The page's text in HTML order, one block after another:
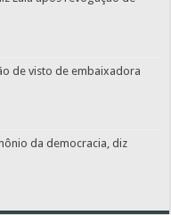
de visto de embaixadora
da democracia, diz